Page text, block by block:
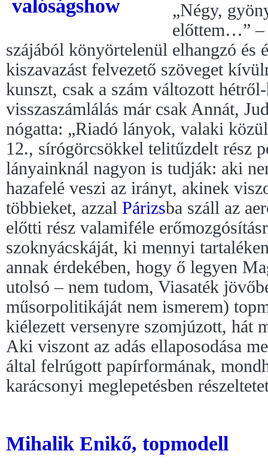
„Négy,
előttem…”
szájából könyörtelenül elhangzó és
kiszavazást felvezető szöveget
kunszt, csak a szám változott
visszaszámlálás már csak Annát,
nógatta: „Riadó lányok, valaki
12., sírógörcsökkel telitűzdelt rész
lányainknál nagyon is tudják: aki
hazafelé veszi az irányt, akinek
többieket, azzal Párizsba száll az
előtti rész valamiféle
szoknyácskáját, ki mennyi
annak érdekében, hogy ő legyen
utolsó – nem tudom, Viasaték
műsorpolitikáját nem ismerem)
kiélezett versenyre szomjúzott, hát
Aki viszont az adás ellaposodása
által felrúgott papírformának,
karácsonyi meglepetésben
Mihalik Enikő, topmodell